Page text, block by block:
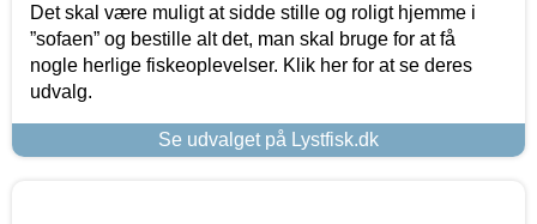
Det skal være muligt at sidde stille og roligt hjemme i
”sofaen” og bestille alt det, man skal bruge for at få
nogle herlige fiskeoplevelser. Klik her for at se deres
udvalg.
Se udvalget på Lystfisk.dk